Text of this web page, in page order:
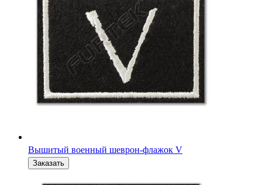
Вышитый военный шеврон-флажок Z за победу